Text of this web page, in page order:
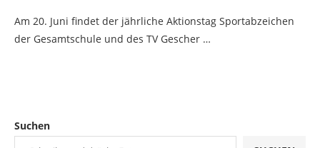
Am 20. Juni findet der jährliche Aktionstag Sportabzeichen
der Gesamtschule und des TV Gescher …
Suchen